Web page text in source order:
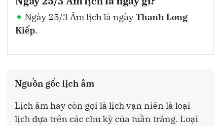
Ngày 25/3 Âm lịch là ngàyThanh Long
Kiếp.
Nguồn gốc lịch âm
Lịch âm hay còn gọi là lịch vạn niên là loại
lịch dựa trên các chu kỳ của tuần trăng. Loại